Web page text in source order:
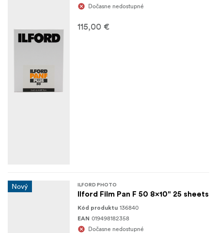
Dočasne nedostupné
115,00 €
Nový ILFORD PHOTO
Ilford Film Pan F 50 8x10" 25 sheets
Kód produktu 136840
EAN 019498182358
Dočasne nedostupné